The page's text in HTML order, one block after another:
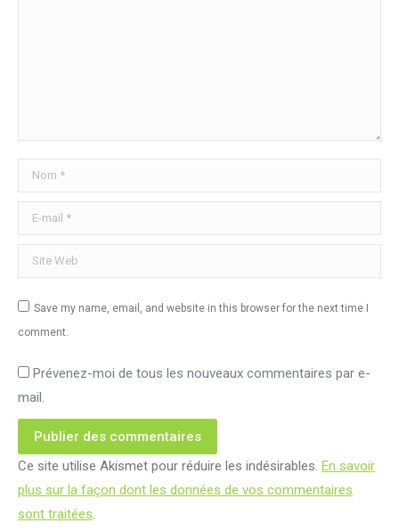
Nom *
E-mail *
Site Web
Save my name, email, and website in this browser for the next time I
comment.
Prévenez-moi de tous les nouveaux commentaires par e-
mail.
Publier des commentaires
Ce site utilise Akismet pour réduire les indésirables. En savoir
plus sur la façon dont les données de vos commentaires
sont traitées.